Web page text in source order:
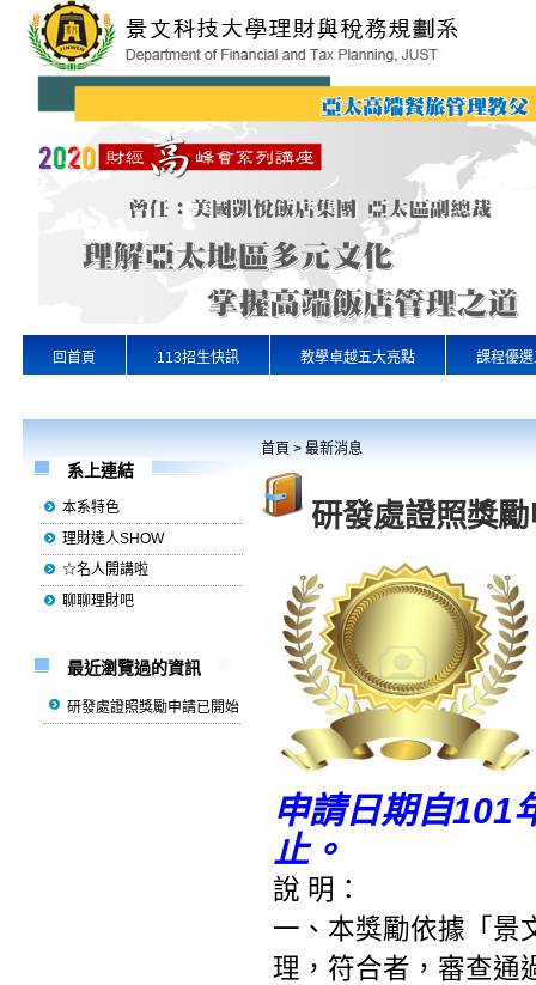
回首頁 113招生快訊 教學卓越五大亮點 課程優
系上連結
本系特色
理財達人SHOW
☆名人開講啦
聊聊理財吧
最近瀏覽過的資訊
研發處證照獎勵申請已開始
首頁 > 最新消息
研發處證照獎
申請日期自101
止。
說 明：
一、本獎勵依據「景
理，符合者，審查通